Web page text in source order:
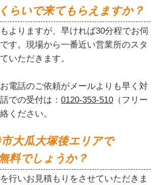
らいで来てもらえますか？
よりますが、早ければ30分程でお伺
す。現場から一番近い営業所のスタ
いただきます。
電話のご依頼がメールよりも早く対
での受付は： 0120-353-510（フリー
ください。
大瓜大塚後エリアで
料でしょうか？
行いお見積もりをさせていただきま